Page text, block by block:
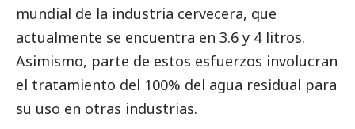
mundial de la industria cervecera, que
actualmente se encuentra en 3.6 y 4 litros.
Asimismo, parte de estos esfuerzos involucran
el tratamiento del 100% del agua residual para
su uso en otras industrias.